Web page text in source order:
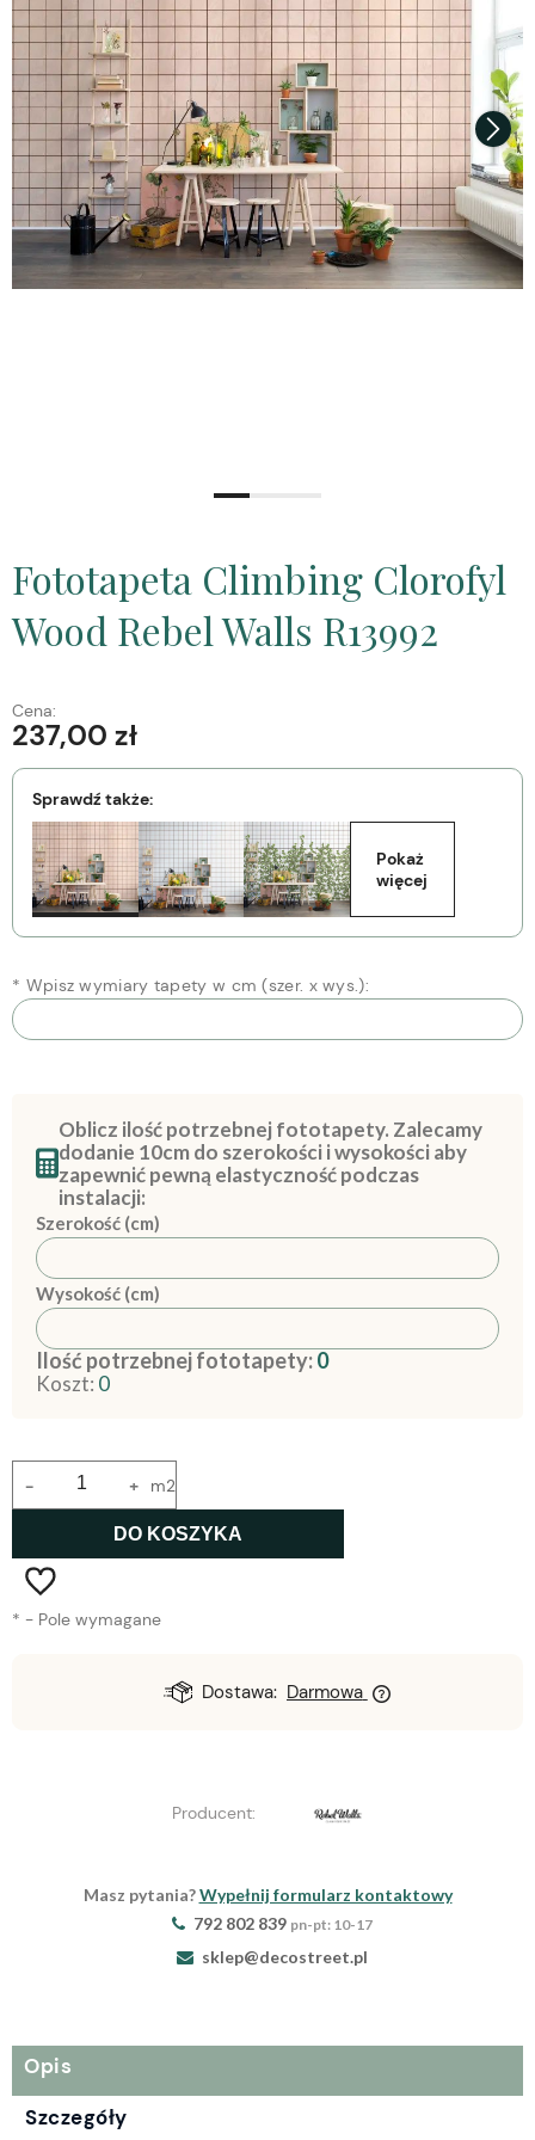
Fototapeta Climbing Clorofyl
Wood Rebel Walls R13992
Cena:
237,00 zł
Sprawdź także:
Pokaż
więcej
* Wpisz wymiary tapety w cm (szer. x wys.):
Oblicz ilość potrzebnej fototapety. Zalecamy
dodanie 10cm do szerokości i wysokości aby
zapewnić pewną elastyczność podczas
instalacji:
Szerokość (cm)
Wysokość (cm)
Ilość potrzebnej fototapety:0
Koszt: 0
+
- m2
DO KOSZYKA
* - Pole wymagane
Dostawa: Darmowa
Producent:
Masz pytania?Wypełnij formularz kontaktowy
792 802 839 pn-pt: 10-17
sklep@decostreet.pl
Opis
Szczegóły